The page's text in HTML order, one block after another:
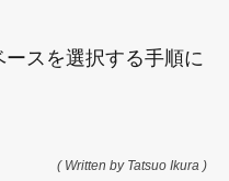
スを選択する手順に
( Written by Tatsuo Ikura )